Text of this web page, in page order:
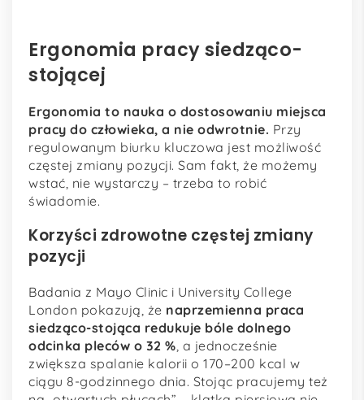
Ergonomia pracy siedząco-
stojącej
Ergonomia to nauka o dostosowaniu miejsca
pracy do człowieka, a nie odwrotnie. Przy
regulowanym biurku kluczowa jest możliwość
częstej zmiany pozycji. Sam fakt, że możemy
wstać, nie wystarczy – trzeba to robić
świadomie.
Korzyści zdrowotne częstej zmiany
pozycji
Badania z Mayo Clinic i University College
London pokazują, że naprzemienna praca
siedząco-stojąca redukuje bóle dolnego
odcinka pleców o 32 % , a jednocześnie
zwiększa spalanie kalorii o 170–200 kcal w
ciągu 8-godzinnego dnia. Stojąc pracujemy też